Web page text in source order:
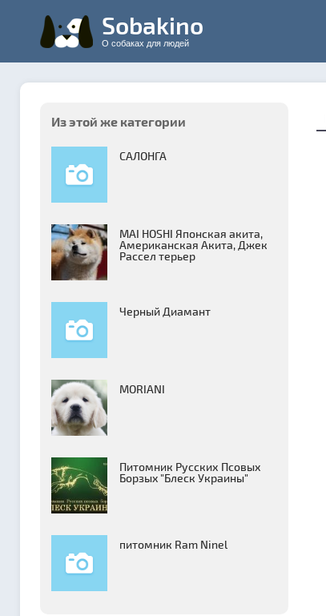
Sobakino
О собаках для людей
Из этой же категории
САЛОНГА
MAI HOSHI Японская акита,
Американская Акита, Джек
Рассел терьер
Черный Диамант
MORIANI
Питомник Русских Псовых
Борзыx "Блеск Украины"
питомник Ram Ninel